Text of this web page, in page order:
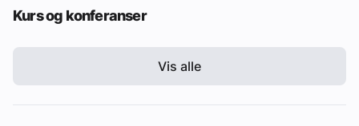
Kurs og konferanser
Vis alle